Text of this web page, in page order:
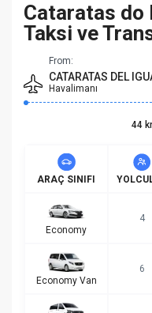
Cataratas do
Taksi ve
From:
CATARATAS DEL
Havalimanı
44
ARAÇ SINIFI
Economy
4
Economy Van
6